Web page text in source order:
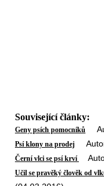
Související články:
Geny psích pomocníků
Psí klony na prodej
Černí vlci se psí krví
Učil se pravěký člověk od